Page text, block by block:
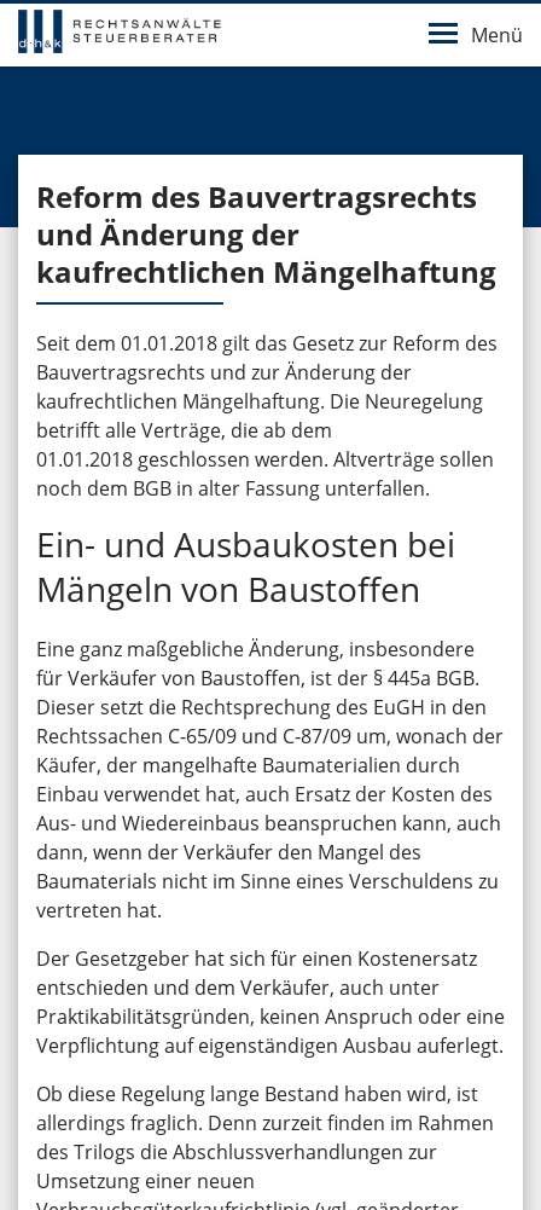
Menü
Reform des Bauvertragsrechts
und Änderung der
kaufrechtlichen Mängelhaftung
Seit dem 01.01.2018 gilt das Gesetz zur Reform des
Bauvertragsrechts und zur Änderung der
kaufrechtlichen Mängelhaftung. Die Neuregelung
betrifft alle Verträge, die ab dem
01.01.2018 geschlossen werden. Altverträge sollen
noch dem BGB in alter Fassung unterfallen.
Ein- und Ausbaukosten bei
Mängeln von Baustoffen
Eine ganz maßgebliche Änderung, insbesondere
für Verkäufer von Baustoffen, ist der § 445a BGB.
Dieser setzt die Rechtsprechung des EuGH in den
Rechtssachen C‑65/09 und C‑87/09 um, wonach der
Käufer, der mangelhafte Baumaterialien durch
Einbau verwendet hat, auch Ersatz der Kosten des
Aus- und Wiedereinbaus beanspruchen kann, auch
dann, wenn der Verkäufer den Mangel des
Baumaterials nicht im Sinne eines Verschuldens zu
vertreten hat.
Der Gesetzgeber hat sich für einen Kostenersatz
entschieden und dem Verkäufer, auch unter
Praktikabilitätsgründen, keinen Anspruch oder eine
Verpflichtung auf eigenständigen Ausbau auferlegt.
Ob diese Regelung lange Bestand haben wird, ist
allerdings fraglich. Denn zurzeit finden im Rahmen
des Trilogs die Abschlussverhandlungen zur
Umsetzung einer neuen